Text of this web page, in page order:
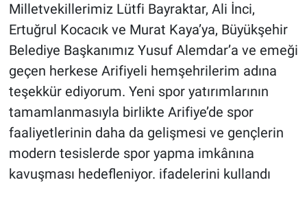
Milletvekillerimiz Lütfi Bayraktar, Ali İnci,
Ertuğrul Kocacık ve Murat Kaya’ya, Büyükşehir
Belediye Başkanımız Yusuf Alemdar’a ve emeği
geçen herkese Arifiyeli hemşehrilerim adına
teşekkür ediyorum. Yeni spor yatırımlarının
tamamlanmasıyla birlikte Arifiye’de spor
faaliyetlerinin daha da gelişmesi ve gençlerin
modern tesislerde spor yapma imkânına
kavuşması hedefleniyor. ifadelerini kullandı